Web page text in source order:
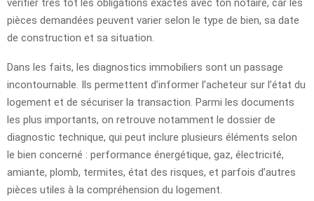
pièces demandées peuvent varier selon le type de bien, sa date
de construction et sa situation.
Dans les faits, les diagnostics immobiliers sont un passage
incontournable. Ils permettent d’informer l’acheteur sur l’état du
logement et de sécuriser la transaction. Parmi les documents
les plus importants, on retrouve notamment le dossier de
diagnostic technique, qui peut inclure plusieurs éléments selon
le bien concerné : performance énergétique, gaz, électricité,
amiante, plomb, termites, état des risques, et parfois d’autres
pièces utiles à la compréhension du logement.